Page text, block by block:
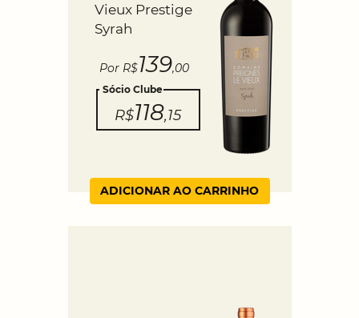
Vieux Prestige
Syrah
Por R$139,00
Sócio Clube
R$118,15
ADICIONAR AO CARRINHO